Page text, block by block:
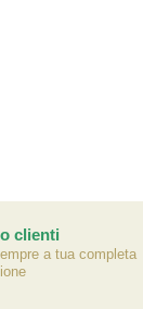
clienti
a tua completa